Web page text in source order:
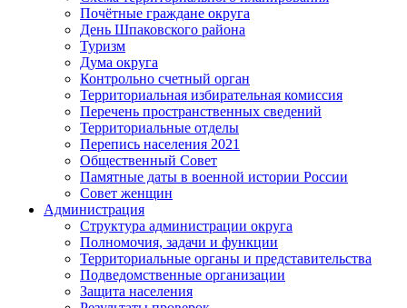
Почётные граждане округа
День Шпаковского района
Туризм
Дума округа
Контрольно счетный орган
Территориальная избирательная комиссия
Перечень пространственных сведений
Территориальные отделы
Перепись населения 2021
Общественный Совет
Памятные даты в военной истории России
Совет женщин
Администрация
Структура администрации округа
Полномочия, задачи и функции
Территориальные органы и представительства
Подведомственные организации
Защита населения